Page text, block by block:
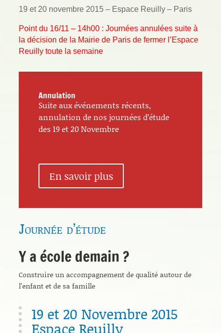
19 et 20 novembre 2015 – Espace Reuilly – Paris
Point du 16/11 – 14h00 : Journées annulées suite à
la décision de la Mairie de Paris de fermer l’Espace
Reuilly toute la semaine
Annulation
Suite aux événements récents,
annulation de nos journées d’étude
des 19 et 20 Novembre
En savoir plus
Journée d’étude
Y a école demain ?
Construire un accompagnement de qualité autour de
l’enfant et de sa famille
19 et 20 Novembre 2015
Espace Reuilly